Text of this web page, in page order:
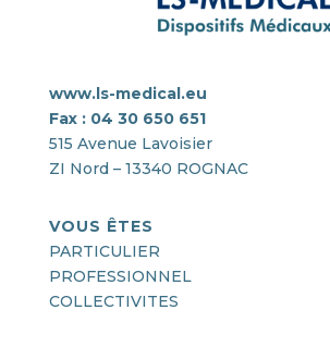
www.ls-medical.eu
Fax : 04 30 650 651
515 Avenue Lavoisier
ZI Nord – 13340 ROGNAC
VOUS ÊTES
PARTICULIER
PROFESSIONNEL
COLLECTIVITES